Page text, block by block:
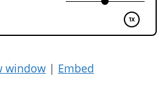
window | Embed